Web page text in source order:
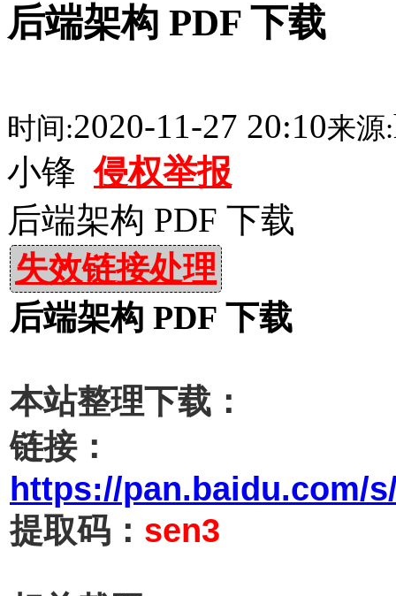
后端架构 PDF 下载
时间:2020-11-27 20:10来源:
小锋侵权举报
后端架构 PDF 下载
失效链接处理
后端架构 PDF 下载
本站整理下载：
链接：
https://pan.baidu.com/
提取码： sen3